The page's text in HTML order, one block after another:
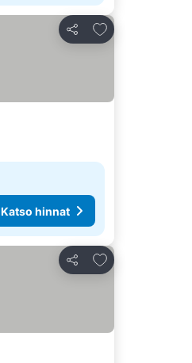
Jaa
Lisää suosikkeihin
Katso hinnat
Jaa
Lisää suosikkeihin